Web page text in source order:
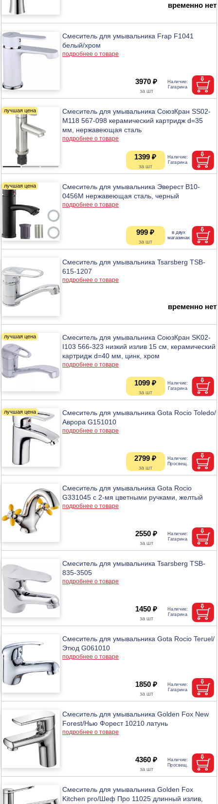
временно нет
Смеситель для умывальника Frap F1041
белый/хром
подробнее о товаре
3970 ₽
Смеситель для умывальника СоюзКран SS02-
M118 567-098 керамический картридж d=35
мм, нержавеющая сталь
подробнее о товаре
1399 ₽
Смеситель для умывальника Эверест B10-
0456М нержавеющая сталь, черный
подробнее о товаре
999 ₽
Смеситель для умывальника Tsarsberg TSB-
615-1207
подробнее о товаре
временно нет
Смеситель для умывальника СоюзКран SK02-
I103 566-323 низкий излив 15 см, керамический
картридж d=40 мм, цинк, хром
подробнее о товаре
1099 ₽
Смеситель для умывальника Gota Rocio Toledo/
Аврора G151010
подробнее о товаре
2799 ₽
Смеситель для умывальника Gota Rocio
G331045 с 2-мя цветными ручками, желтый
подробнее о товаре
2550 ₽
Смеситель для умывальника Tsarsberg TSB-
835-3505
подробнее о товаре
1450 ₽
Смеситель для умывальника Gota Rocio Teruel/
Этюд G061010
подробнее о товаре
1850 ₽
Смеситель для умывальника Golden Fox New
Forest/Нью Форест 10210 латунь
подробнее о товаре
4360 ₽
Смеситель для умывальника Golden Fox
Kitchen pro/Шеф Про 11025 длинный излив,